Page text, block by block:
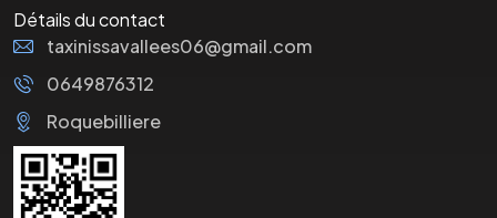
Détails du contact
taxinissavallees06@gmail.com
0649876312
Roquebilliere